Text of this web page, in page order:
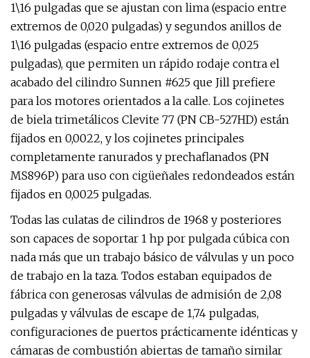
1\16 pulgadas que se ajustan con lima (espacio entre
extremos de 0,020 pulgadas) y segundos anillos de
1\16 pulgadas (espacio entre extremos de 0,025
pulgadas), que permiten un rápido rodaje contra el
acabado del cilindro Sunnen #625 que Jill prefiere
para los motores orientados a la calle. Los cojinetes
de biela trimetálicos Clevite 77 (PN CB-527HD) están
fijados en 0,0022, y los cojinetes principales
completamente ranurados y prechaflanados (PN
MS896P) para uso con cigüeñales redondeados están
fijados en 0,0025 pulgadas.
Todas las culatas de cilindros de 1968 y posteriores
son capaces de soportar 1 hp por pulgada cúbica con
nada más que un trabajo básico de válvulas y un poco
de trabajo en la taza. Todos estaban equipados de
fábrica con generosas válvulas de admisión de 2,08
pulgadas y válvulas de escape de 1,74 pulgadas,
configuraciones de puertos prácticamente idénticas y
cámaras de combustión abiertas de tamaño similar